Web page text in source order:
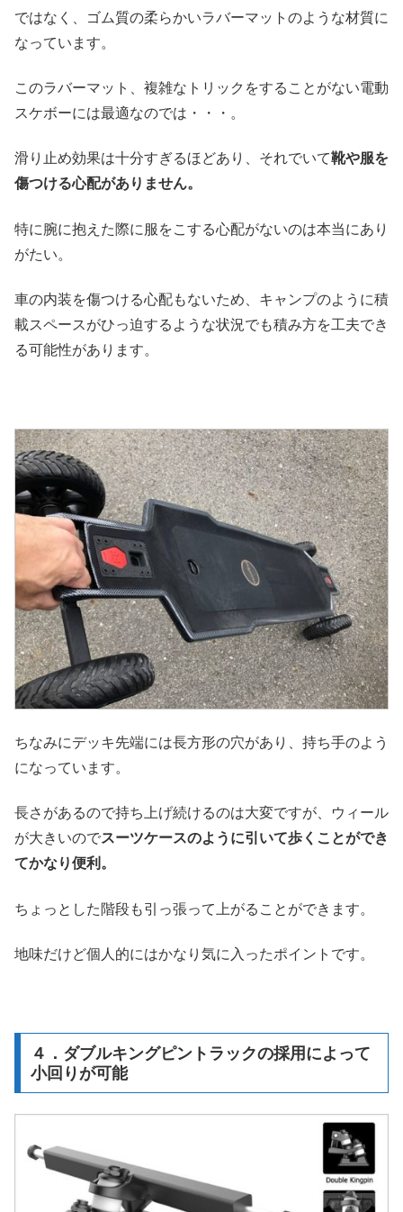
ではなく、ゴム質の柔らかいラバーマットのような材質に
なっています。
このラバーマット、複雑なトリックをすることがない電動
スケボーには最適なのでは・・・。
滑り止め効果は十分すぎるほどあり、それでいて靴や服を
傷つける心配がありません。
特に腕に抱えた際に服をこする心配がないのは本当にあり
がたい。
車の内装を傷つける心配もないため、キャンプのように積
載スペースがひっ迫するような状況でも積み方を工夫でき
る可能性があります。
ちなみにデッキ先端には長方形の穴があり、持ち手のよう
になっています。
長さがあるので持ち上げ続けるのは大変ですが、ウィール
が大きいのでスーツケースのように引いて歩くことができ
てかなり便利。
ちょっとした階段も引っ張って上がることができます。
地味だけど個人的にはかなり気に入ったポイントです。
４．ダブルキングピントラックの採用によって
小回りが可能